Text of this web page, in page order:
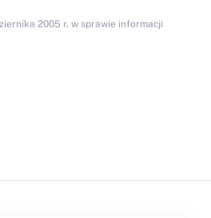
2005 r. w sprawie informacji